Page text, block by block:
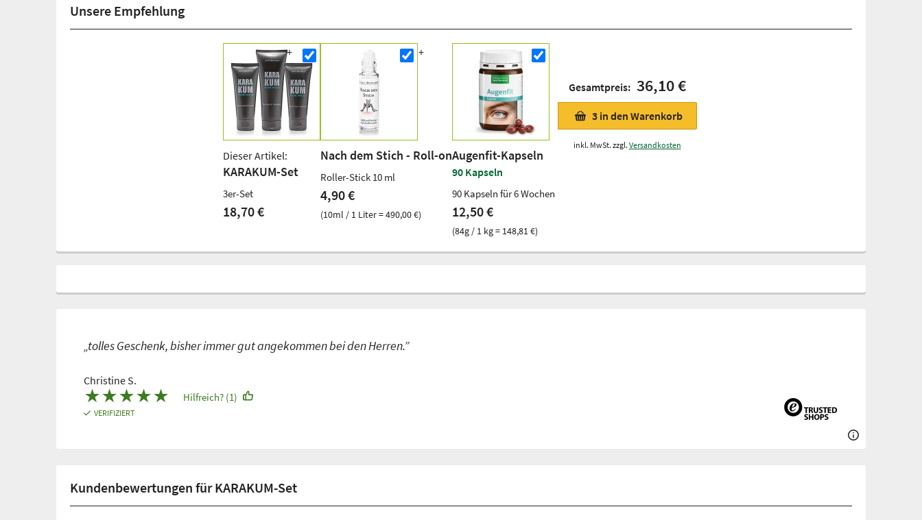
Unsere Empfehlung
Dieser Artikel:
KARAKUM-Set
3er-Set
18,70 €
Nach dem Stich - Roll-on
Roller-Stick 10 ml
4,90 €
(10ml / 1 Liter = 490,00 €)
Augenfit-Kapseln
90 Kapseln
90 Kapseln für 6 Wochen
12,50 €
(84g / 1 kg = 148,81 €)
Gesamtpreis: 36,10 €
3 in den Warenkorb
inkl. MwSt. zzgl. Versandkosten
„tolles Geschenk, bisher immer gut angekommen bei den Herren.”
Christine S.
★★★★★
VERIFIZIERT
Hilfreich? (1)
Kundenbewertungen für KARAKUM-Set